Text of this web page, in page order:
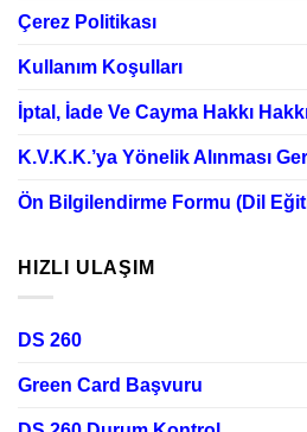
Çerez Politikası
Kullanım Koşulları
İptal, İade Ve Cayma Hakkı
K.V.K.K.’ya Yönelik Alınması
Ön Bilgilendirme Formu (Dil
HIZLI ULAŞIM
DS 260
Green Card Başvuru